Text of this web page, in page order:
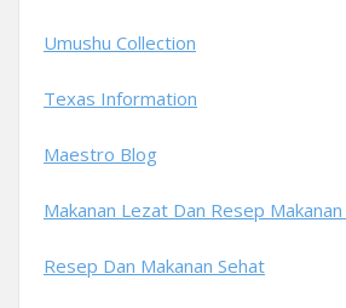
Umushu Collection
Texas Information
Maestro Blog
Makanan Lezat Dan Resep
Resep Dan Makanan Sehat